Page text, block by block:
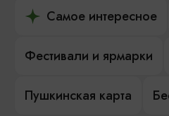
Самое интересное
Фестивали и ярмарки
Пушкинская карта